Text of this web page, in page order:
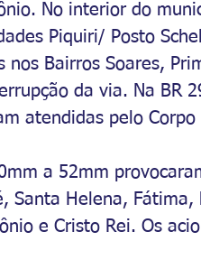
No interior do
Piquiri/ Posto
nos Bairros Soares,
da via. Na BR
atendidas pelo Corpo
a 52mm
Santa Helena, Fátima,
e Cristo Rei. Os